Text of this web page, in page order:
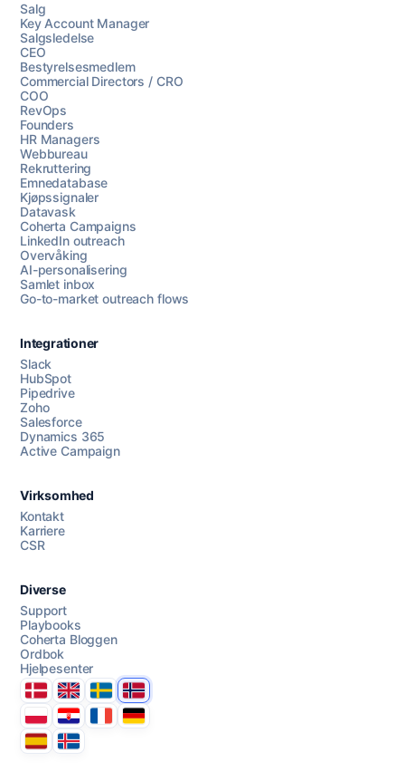
Chat med oss
Salg
Key Account Manager
Salgsledelse
CEO
Bestyrelsesmedlem
Commercial Directors / CRO
COO
RevOps
Founders
HR Managers
Webbureau
Rekruttering
Emnedatabase
Kjøpssignaler
Datavask
Coherta Campaigns
LinkedIn outreach
Overvåking
AI-personalisering
Samlet inbox
Go-to-market outreach flows
Integrationer
Slack
HubSpot
Pipedrive
Zoho
Salesforce
Dynamics 365
Active Campaign
Virksomhed
Kontakt
Karriere
CSR
Diverse
Support
Playbooks
Coherta Bloggen
Ordbok
Hjelpesenter
DanmarkUnited Kingdom
SverigeNorge
PolskaHrvatskaFranceDeutschland
EspanaÍsland